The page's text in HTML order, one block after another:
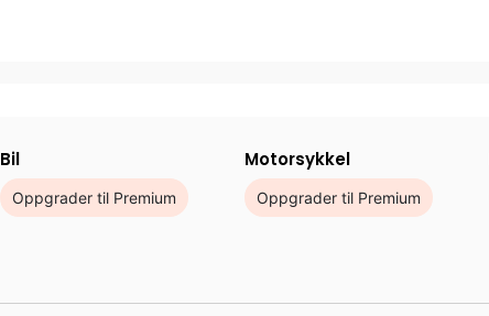
Bil
Oppgrader til Premium
Motorsykkel
Oppgrader til Premium